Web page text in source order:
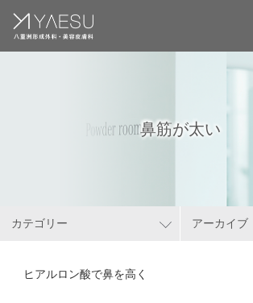
鼻筋が太い
カテゴリー アーカイブ
ヒアルロン酸で鼻を高く